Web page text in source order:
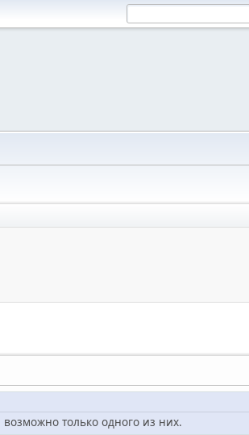
только одного из них.